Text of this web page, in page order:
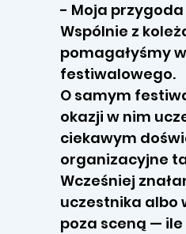
- Moja przygoda
Wspólnie z
pomagałyśmy
festiwalowego.
O samym
okazji w nim
ciekawym
organizacyjne
Wcześniej
uczestnika albo
poza sceną —